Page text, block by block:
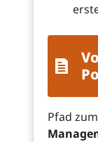
Pfad